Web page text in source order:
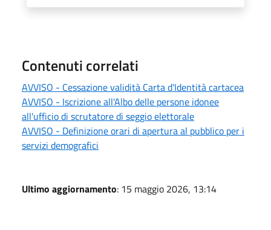
Contenuti correlati
AVVISO - Cessazione validità Carta d'Identità cartacea
AVVISO - Iscrizione all'Albo delle persone idonee
all'ufficio di scrutatore di seggio elettorale
AVVISO - Definizione orari di apertura al pubblico per i
servizi demografici
Ultimo aggiornamento: 15 maggio 2026, 13:14